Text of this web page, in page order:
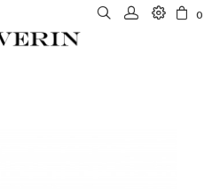
0